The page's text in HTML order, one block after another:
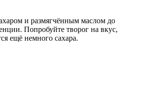
и размягчённым маслом до
Попробуйте творог на вкус,
ещё немного сахара.